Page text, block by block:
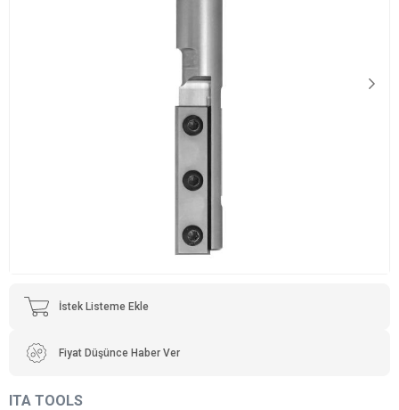
İstek Listeme Ekle
Fiyat Düşünce Haber Ver
ITA TOOLS